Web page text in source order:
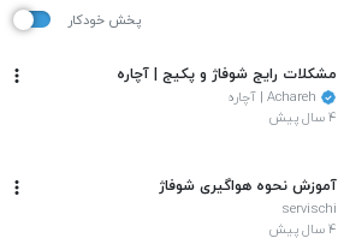
پخش خودکار
مشکلات رایج شوفاژ و پکیج | آچاره
Achareh | آچاره
۴ سال پیش
آموزش نحوه هواگیری شوفاژ
servischi
۴ سال پیش